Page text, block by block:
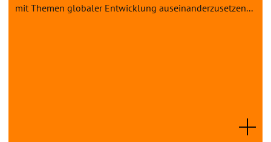
mit Themen globaler Entwicklung auseinanderzusetzen...